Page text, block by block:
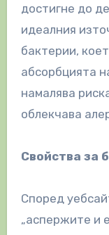
достигне до
идеалния
бактерии,
абсорбцията
намалява
облекчава
Свойства за
Според
„аспержите и